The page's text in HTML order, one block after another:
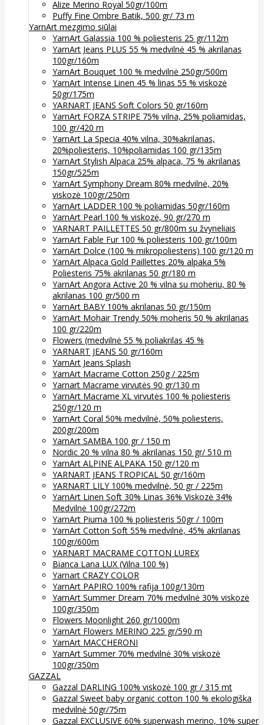
Alize Merino Royal 50gr/100m
Puffy Fine Ombre Batik, 500 gr/ 73 m
YarnArt mezgimo siūlai
YarnArt Galassia 100 % poliesteris 25 gr/112m
YarnArt Jeans PLUS 55 % medvilnė 45 % akrilanas
100gr/160m
YarnArt Bouquet 100 % medvilnė 250gr/500m
YarnArt Intense Linen 45 % linas 55 % viskozė
50gr/175m
YARNART JEANS Soft Colors 50 gr/160m
YarnArt FORZA STRIPE 75% vilna, 25% poliamidas,
100 gr/420 m
YarnArt La Specia 40% vilna, 30%akrilanas,
20%poliesteris, 10%poliamidas 100 gr/135m
YarnArt Stylish Alpaca 25% alpaca, 75 % akrilanas
150gr/525m
YarnArt Symphony Dream 80% medvilnė, 20%
viskozė 100gr/250m
YarnArt LADDER 100 % poliamidas 50gr/160m
YarnArt Pearl 100 % viskozė, 90 gr/270 m
YARNART PAILLETTES 50 gr/800m su žvyneliais
YarnArt Fable Fur 100 % poliesteris 100 gr/100m
YarnArt Dolce (100 % mikropoliesteris) 100 gr/120 m
YarnArt Alpaca Gold Paillettes 20% alpaka 5%
Poliesteris 75% akrilanas 50 gr/180 m
YarnArt Angora Active 20 % vilna su moheriu, 80 %
akrilanas 100 gr/500 m
YarnArt BABY 100% akrilanas 50 gr/150m
YarnArt Mohair Trendy 50% moheris 50 % akrilanas
100 gr/220m
Flowers (medvilnė 55 % poliakrilas 45 %
YARNART JEANS 50 gr/160m
YarnArt Jeans Splash
YarnArt Macrame Cotton 250g / 225m
Yarnart Macrame virvutės 90 gr/130 m
YarnArt Macrame XL virvutės 100 % poliesteris
250gr/120 m
YarnArt Coral 50% medvilnė, 50% poliesteris,
200gr/200m
YarnArt SAMBA 100 gr / 150 m
Nordic 20 % vilna 80 % akrilanas 150 gr/ 510 m
YarnArt ALPINE ALPAKA 150 gr/120 m
YARNART JEANS TROPICAL 50 gr/160m
YARNART LILY 100% medvilnė, 50 gr / 225m
YarnArt Linen Soft 30% Linas 36% Viskozė 34%
Medvilnė 100gr/272m
YarnArt Piuma 100 % poliesteris 50gr / 100m
YarnArt Cotton Soft 55% medvilnė, 45% akrilanas
100gr/600m
YARNART MACRAME COTTON LUREX
Bianca Lana LUX (Vilna 100 %)
Yarnart CRAZY COLOR
YarnArt PAPIRO 100% rafija 100g/130m
YarnArt Summer Dream 70% medvilnė 30% viskozė
100gr/350m
Flowers Moonlight 260 gr/1000m
YarnArt Flowers MERINO 225 gr/590 m
YarnArt MACCHERONI
YarnArt Summer 70% medvilnė 30% viskozė
100gr/350m
GAZZAL
Gazzal DARLING 100% viskozė 100 gr / 315 mt
Gazzal Sweet baby organic cotton 100 % ekologiška
medvilnė 50gr/75m
Gazzal EXCLUSIVE 60% superwash merino, 10% super